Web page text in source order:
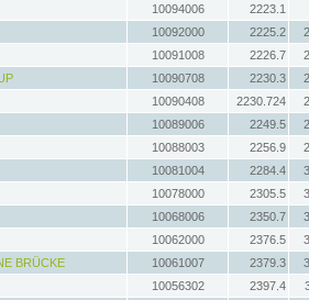
10094006
2223.1
10092000 2225.2
10091008 2226.7
10090708 2230.3
10090408 2230.724
10089006 2249.5
10088003 2256.9
10081004 2284.4
10078000 2305.5
10068006 2350.7
10062000 2376.5
BRÜCKE
10061007 2379.3
10056302 2397.4